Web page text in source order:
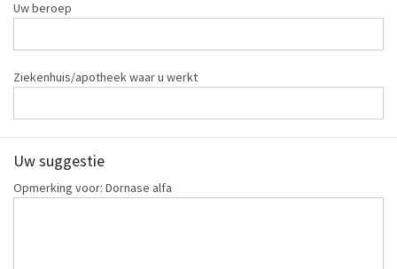
Uw beroep
Ziekenhuis/apotheek waar u werkt
Uw suggestie
Opmerking voor: Dornase alfa